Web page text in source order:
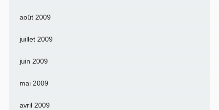
août 2009
juillet 2009
juin 2009
mai 2009
avril 2009